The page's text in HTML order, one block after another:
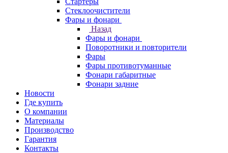
Стеклоочистители
Фары и фонари
Назад
Фары и фонари
Поворотники и повторители
Фары
Фары противотуманные
Фонари габаритные
Фонари задние
Новости
Где купить
О компании
Материалы
Производство
Гарантия
Контакты